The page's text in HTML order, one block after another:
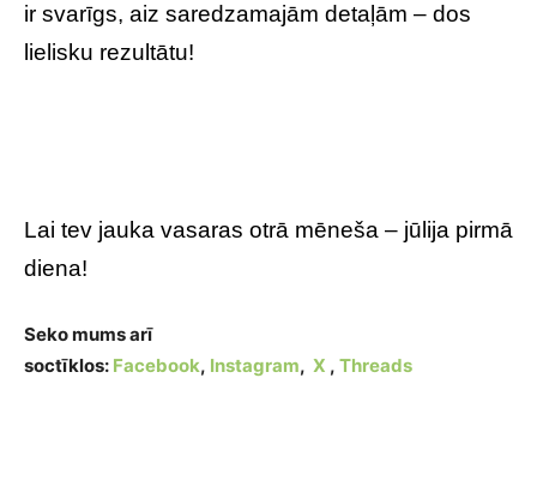
ir svarīgs, aiz saredzamajām detaļām – dos
lielisku rezultātu!
Lai tev jauka vasaras otrā mēneša – jūlija pirmā
diena!
Seko mums arī
soctīklos: Facebook, Instagram, X , Threads